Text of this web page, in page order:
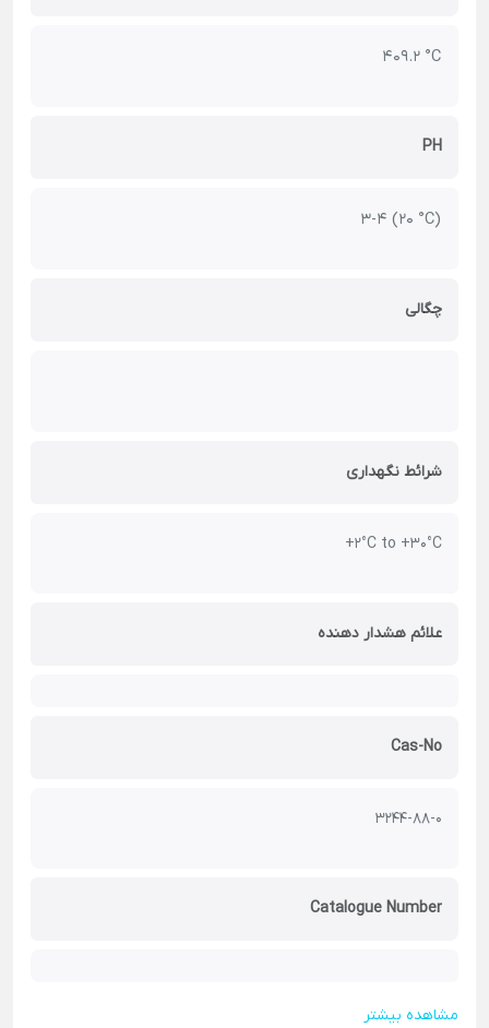
409.2 °C
PH
3-4 (20 °C)
چگالی
شرائط نگهداری
+2°C to +30°C
علائم هشدار دهنده
Cas-No
3244-88-0
Catalogue Number
مشاهده بیشتر